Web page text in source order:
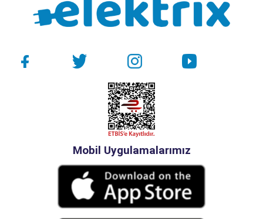
Mobil Uygulamalarımız